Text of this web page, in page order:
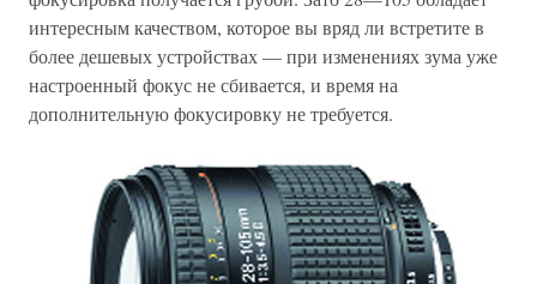
интересным качеством, которое вы вряд ли встретите в
более дешевых устройствах — при изменениях зума уже
настроенный фокус не сбивается, и время на
дополнительную фокусировку не требуется.